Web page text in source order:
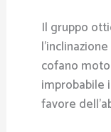
Il gruppo
cofano
improbabile
favore